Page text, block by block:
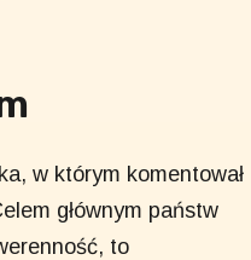
w którym komentował
głównym państw
to